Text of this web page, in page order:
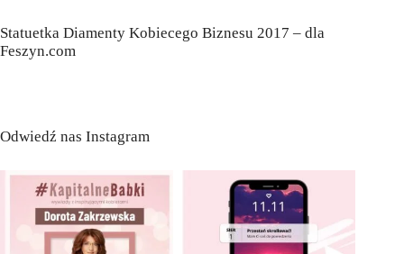
Statuetka Diamenty Kobiecego Biznesu 2017 – dla
Feszyn.com
Odwiedź nas Instagram